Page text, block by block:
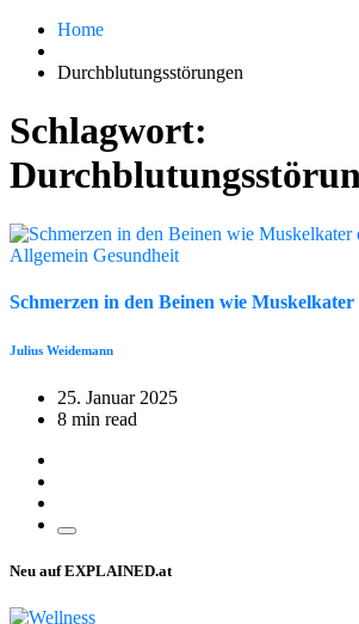
Home
Durchblutungsstörungen
Schlagwort:
Allgemein Gesundheit
Schmerzen in den Beinen wie
Julius Weidemann
25. Januar 2025
8 min read
Neu auf EXPLAINED.at